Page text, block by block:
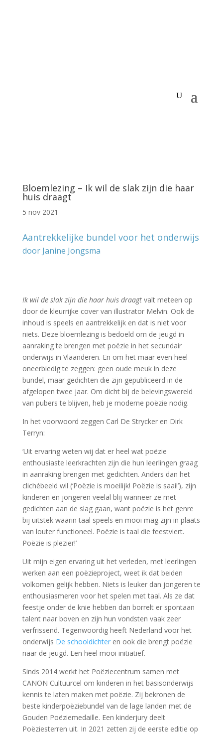
Bloemlezing – Ik wil de slak zijn die haar
huis draagt
5 nov 2021
Aantrekkelijke bundel voor het onderwijs
door Janine Jongsma
Ik wil de slak zijn die haar huis draagtvalt meteen op
door de kleurrijke cover van illustrator Melvin. Ook de
inhoud is speels en aantrekkelijk en dat is niet voor
niets. Deze bloemlezing is bedoeld om de jeugd in
aanraking te brengen met poëzie in het secundair
onderwijs in Vlaanderen. En om het maar even heel
oneerbiedig te zeggen: geen oude meuk in deze
bundel, maar gedichten die zijn gepubliceerd in de
afgelopen twee jaar. Om dicht bij de belevingswereld
van pubers te blijven, heb je moderne poëzie nodig.
In het voorwoord zeggen Carl De Strycker en Dirk
Terryn:
‘Uit ervaring weten wij dat er heel wat poëzie
enthousiaste leerkrachten zijn die hun leerlingen graag
in aanraking brengen met gedichten. Anders dan het
clichébeeld wil (‘Poëzie is moeilijk! Poëzie is saai!’), zijn
kinderen en jongeren veelal blij wanneer ze met
gedichten aan de slag gaan, want poëzie is het genre
bij uitstek waarin taal speels en mooi mag zijn in plaats
van louter functioneel. Poëzie is taal die feestviert.
Poëzie is plezier!’
Uit mijn eigen ervaring uit het verleden, met leerlingen
werken aan een poëzieproject, weet ik dat beiden
volkomen gelijk hebben. Niets is leuker dan jongeren te
enthousiasmeren voor het spelen met taal. Als ze dat
feestje onder de knie hebben dan borrelt er spontaan
talent naar boven en zijn hun vondsten vaak zeer
verfrissend. Tegenwoordig heeft Nederland voor het
onderwijs De schooldichteren ook die brengt poëzie
naar de jeugd. Een heel mooi initiatief.
Sinds 2014 werkt het Poëziecentrum samen met
CANON Cultuurcel om kinderen in het basisonderwijs
kennis te laten maken met poëzie. Zij bekronen de
beste kinderpoëziebundel van de lage landen met de
Gouden Poëziemedaille. Een kinderjury deelt
Poëziesterren uit. In 2021 zetten zij de eerste editie op